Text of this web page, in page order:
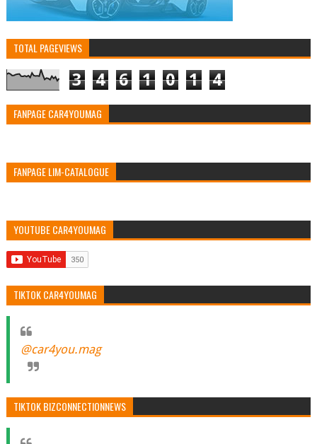
TOTAL PAGEVIEWS
3 4 6 1 0 1 4
FANPAGE CAR4YOUMAG
FANPAGE LIM-CATALOGUE
YOUTUBE CAR4YOUMAG
TIKTOK CAR4YOUMAG
@car4you.mag
TIKTOK BIZCONNECTIONNEWS